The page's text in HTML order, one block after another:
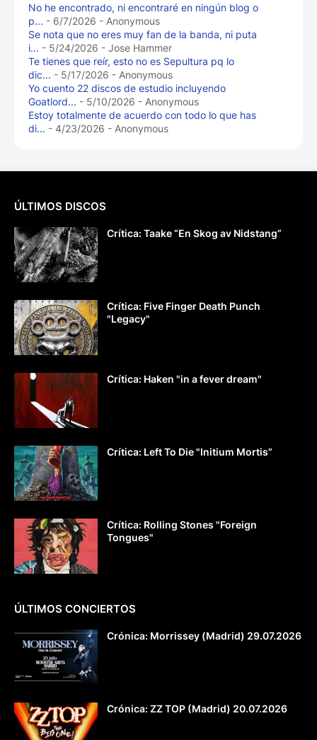
No he encontrado, ni encontraré en ningún blog o
p... - 6/7/2026 - Anonymous
Se nota que no eres muy fan de la banda, ni puta
i... - 5/24/2026 - Jose Hammer
Te tienes que reír, esto no es Sepultura pq lo
dic... - 5/17/2026 - Anonymous
Yo cuento 22 discos de estudio incluyendo
Goatlord... - 5/10/2026 - Anonymous
Estoy totalmente de acuerdo con todo lo que has
di... - 4/23/2026 - Anonymous
ÚLTIMOS DISCOS
Crítica: Taake “En Skog av Nidstang”
Crítica: Five Finger Death Punch
"Legacy"
Crítica: Haken "in a fever dream"
Crítica: Left To Die "Initium Mortis”
Crítica: Rolling Stones "Foreign
Tongues"
ÚLTIMOS CONCIERTOS
Crónica: Morrissey (Madrid) 29.07.2026
Crónica: ZZ TOP (Madrid) 20.07.2026